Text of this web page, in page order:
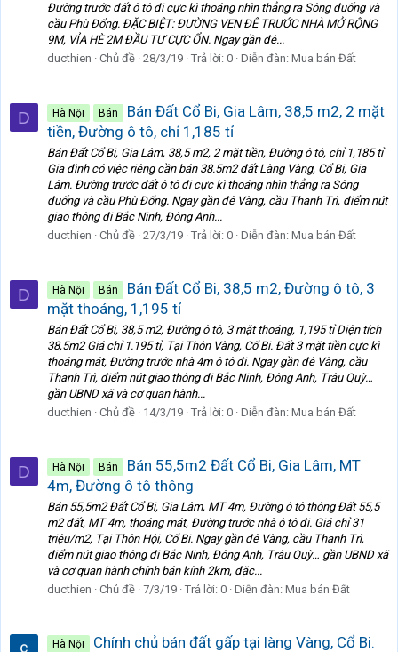
Đường trước đất ô tô đi cực kì thoáng nhìn thẳng ra Sông đuống và
cầu Phù Đổng. ĐẶC BIỆT: ĐƯỜNG VEN ĐÊ TRƯỚC NHÀ MỞ RỘNG
9M, VỈA HÈ 2M ĐẦU TƯ CỰC ỔN. Ngay gần đê...
ducthien
Chủ đề 28/3/19 Trả lời: 0 Diễn đàn: Mua bán Đất
D Hà Nội Bán
Bán Đất Cổ Bi, Gia Lâm, 38,5 m2, 2 mặt
tiền, Đường ô tô, chỉ 1,185 tỉ
Bán Đất Cổ Bi, Gia Lâm, 38,5 m2, 2 mặt tiền, Đường ô tô, chỉ 1,185 tỉ
Gia đình có việc riêng cần bán 38.5m2 đất Làng Vàng, Cổ Bi, Gia
Lâm. Đường trước đất ô tô đi cực kì thoáng nhìn thẳng ra Sông
đuống và cầu Phù Đổng. Ngay gần đê Vàng, cầu Thanh Trì, điểm nút
giao thông đi Bắc Ninh, Đông Anh...
ducthien
Chủ đề 27/3/19 Trả lời: 0 Diễn đàn: Mua bán Đất
D Hà Nội Bán
Bán Đất Cổ Bi, 38,5 m2, Đường ô tô, 3
mặt thoáng, 1,195 tỉ
Bán Đất Cổ Bi, 38,5 m2, Đường ô tô, 3 mặt thoáng, 1,195 tỉ Diện tích
38,5m2 Giá chỉ 1.195 tỉ, Tại Thôn Vàng, Cổ Bi. Đất 3 mặt tiền cực kì
thoáng mát, Đường trước nhà 4m ô tô đi. Ngay gần đê Vàng, cầu
Thanh Trì, điểm nút giao thông đi Bắc Ninh, Đông Anh, Trâu Quỳ…
gần UBND xã và cơ quan hành...
ducthien
Chủ đề 14/3/19 Trả lời: 0 Diễn đàn: Mua bán Đất
D Hà Nội Bán
Bán 55,5m2 Đất Cổ Bi, Gia Lâm, MT
4m, Đường ô tô thông
Bán 55,5m2 Đất Cổ Bi, Gia Lâm, MT 4m, Đường ô tô thông Đất 55,5
m2 đất, MT 4m, thoáng mát, Đường trước nhà ô tô đi. Giá chỉ 31
triệu/m2, Tại Thôn Hội, Cổ Bi. Ngay gần đê Vàng, cầu Thanh Trì,
điểm nút giao thông đi Bắc Ninh, Đông Anh, Trâu Quỳ… gần UBND xã
và cơ quan hành chính bán kính 2km, đặc...
ducthien
Chủ đề 7/3/19 Trả lời: 0 Diễn đàn: Mua bán Đất
Hà Nội
Chính chủ bán đất gấp tại làng Vàng, Cổ Bi.